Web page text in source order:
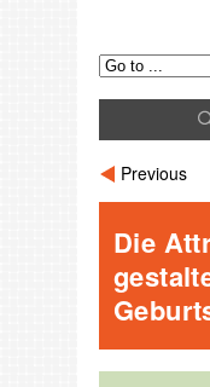
Previous
Die